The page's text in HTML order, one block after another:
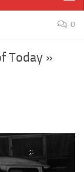
0
Today »